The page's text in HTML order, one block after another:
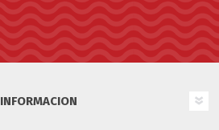
INFORMACION